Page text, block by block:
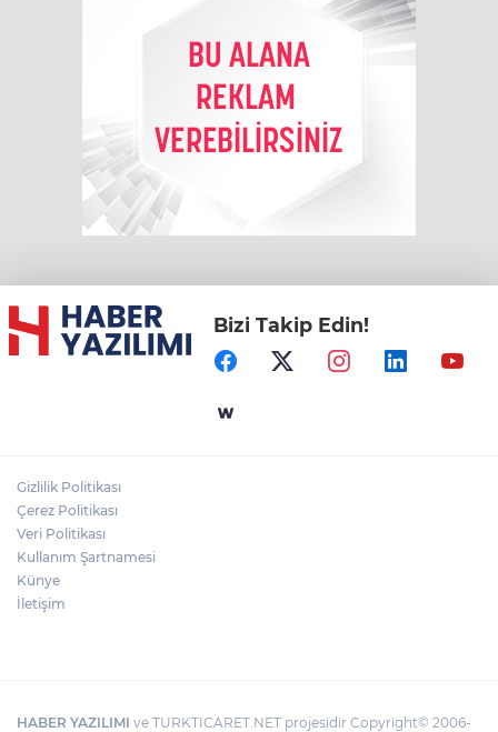
Bizi Takip Edin!
Gizlilik Politikası
Çerez Politikası
Veri Politikası
Kullanım Şartnamesi
Künye
İletişim
HABER YAZILIMI ve TURKTICARET.NET projesidir Copyright© 2006-